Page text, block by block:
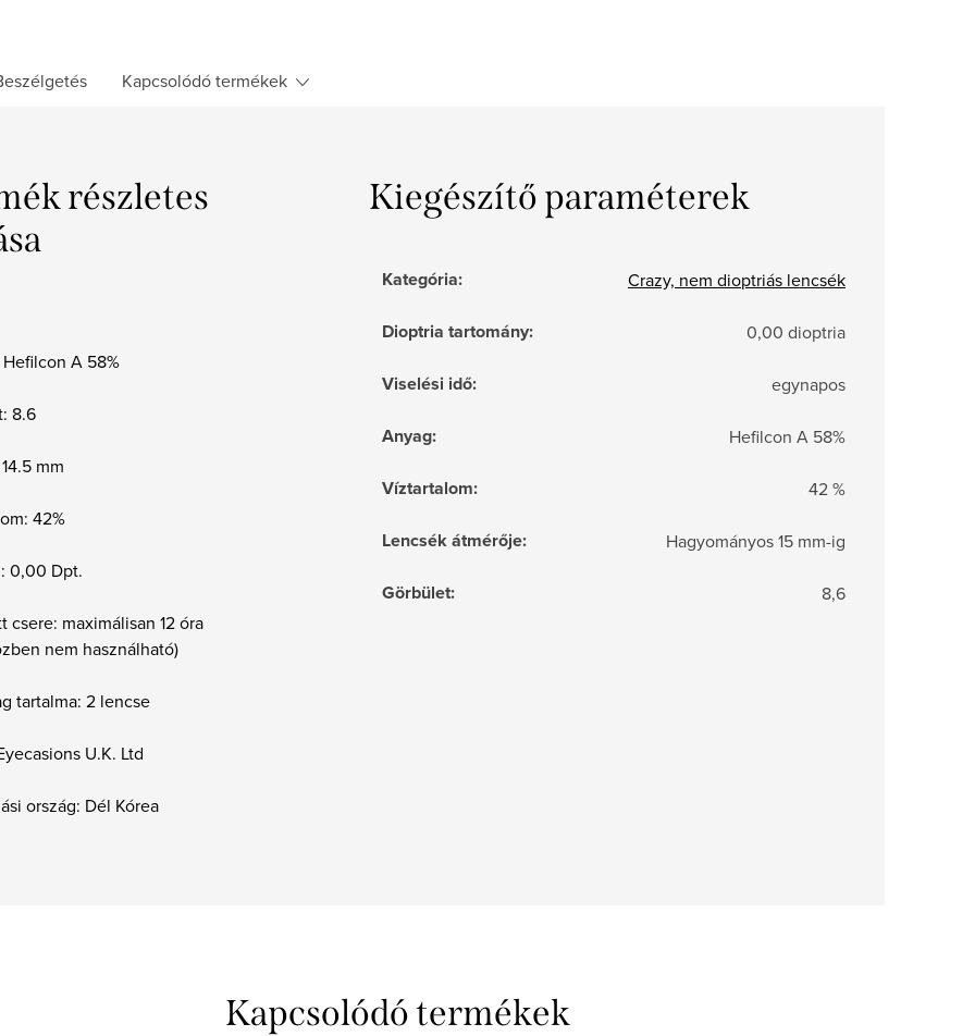
Kapcsolódó termékek
részletes
A 58%
8.6
mm
42%
0,00 Dpt.
csere: maximálisan 12 óra
nem használható)
tartalma: 2 lencse
U.K. Ltd
ország: Dél Kórea
Kiegészítő paraméterek
Kategória: Crazy, nem dioptriás lencsék
Dioptria tartomány: 0,00 dioptria
Viselési idő: egynapos
Anyag: Hefilcon A 58%
Víztartalom: 42 %
Lencsék átmérője: Hagyományos 15 mm-ig
Görbület: 8,6
Kapcsolódó termékek